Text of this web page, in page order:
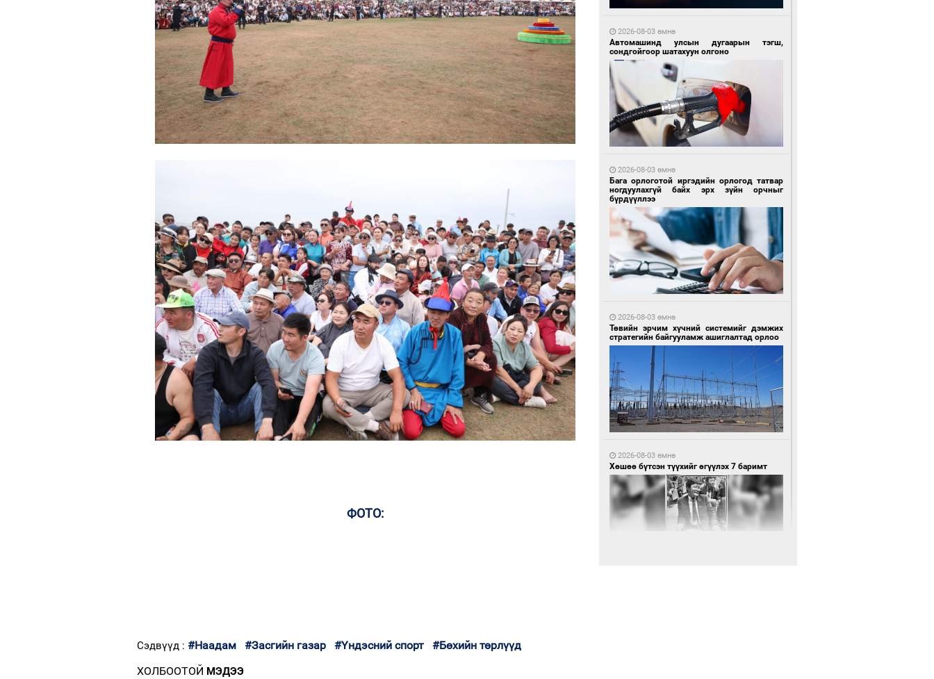
ФОТО:
Сэдвүүд : #Наадам #Засгийн газар #Үндэсний спорт
#Бөхийн төрлүүд
ХОЛБООТОЙ МЭДЭЭ
тамирчдад амжилт хүслээ
16 цагийн өмнө өмнө
Согтуугаар тээврийн хэрэгсэл жолоодсон
95 зөрчил бүртгэгдлээ
16 цагийн өмнө өмнө
Автобензин, дизель түлшний онцгой албан
татварыг тэглэлээ
16 цагийн өмнө өмнө
Санхүүгийн хэмнэлтийн горимд эрүүл
мэндийн салбар хамаарахгүй
2026-08-03 өмнө
Автомашинд улсын дугаарын тэгш,
сондгойгоор шатахуун олгоно
2026-08-03 өмнө
Бага орлоготой иргэдийн орлогод татвар
ногдуулахгүй байх эрх зүйн орчныг
бүрдүүллээ
2026-08-03 өмнө
Төвийн эрчим хүчний системийг дэмжих
стратегийн байгууламж ашиглалтад орлоо
2026-08-03 өмнө
Хөшөө бүтсэн түүхийг өгүүлэх 7 баримт